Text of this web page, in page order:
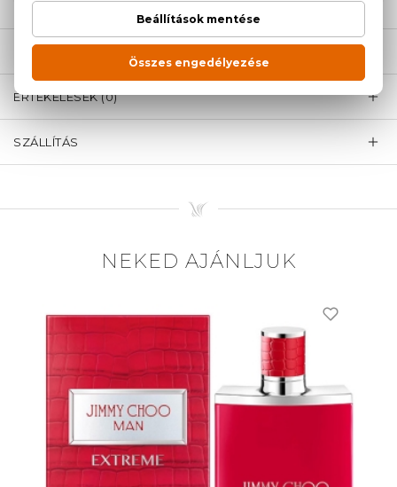
LEÍRÁS
ÉRTÉKELÉSEK (0)
SZÁLLÍTÁS
NEKED AJÁNLJUK